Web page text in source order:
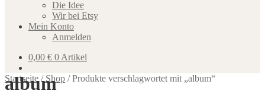
Die Idee
Wir bei Etsy
Mein Konto
Anmelden
0,00 € 0 Artikel
Startseite / Shop /Produkte verschlagwortet mit „album“
album